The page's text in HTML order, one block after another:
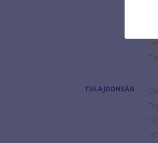
TULAJDONSÁG